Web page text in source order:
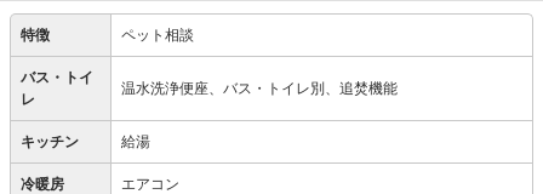
特徴 ペット相談
バス・トイ
レ
温水洗浄便座、バス・トイレ別、追焚機能
キッチン 給湯
冷暖房 エアコン